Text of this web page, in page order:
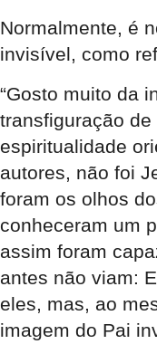
Normalmente, é
invisível, como
“Gosto muito da
transfiguração
espiritualidade
autores, não foi
foram os olhos
conheceram um
assim foram
antes não viam:
eles, mas, ao
imagem do Pai